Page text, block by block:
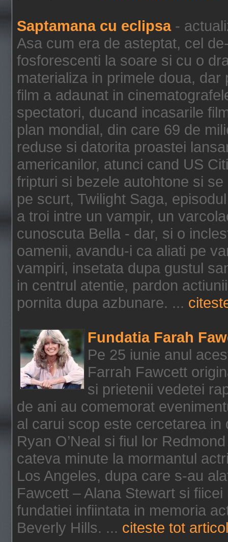
Saptamana cu eclipsa-
Asa cum era de asteptat, cel
fosforescenti la soare si cu o
materializa in primele doua,
film a adaunat in
spectatori, ducand incasarile
plan mondial, din care 69 de
reduse si datorita proastei
americanilor, atunci cand US
fripturi si bezele autohtone si
pe scurt, Twilight Saga,
a troi intre un vampir, un
cunoscuta Bella - dar, si o
oamenii, avandu-i ca aliati pe
vampiri, insetata dupa gustul
in centrul atentie, pardon
pornita dupa azbunare. ...
Fundatia Farah
Pe 25 iunie anul
Farrah Fawcett
si prietenii vedetei
de ani au comemorat
al carui scop este cercetarea
Ryan O’Neal si fiul lor
cateva minute la mormantul
Los Angeles, dupa care s-au
Fawcett – Alana Stewart si fiicei
fundatiei infiintata in memoria
Beverly Hills. ... citeste tot